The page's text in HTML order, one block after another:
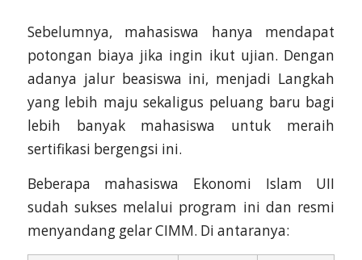
Sebelumnya, mahasiswa hanya mendapat
potongan biaya jika ingin ikut ujian. Dengan
adanya jalur beasiswa ini, menjadi Langkah
yang lebih maju sekaligus peluang baru bagi
lebih banyak mahasiswa untuk meraih
sertifikasi bergengsi ini.
Beberapa mahasiswa Ekonomi Islam UII
sudah sukses melalui program ini dan resmi
menyandang gelar CIMM. Di antaranya: